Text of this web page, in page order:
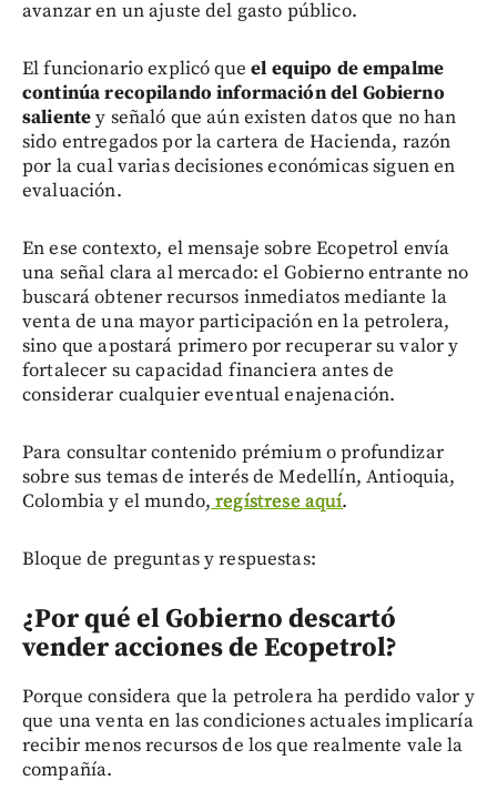
avanzar en un ajuste del gasto público.
El funcionario explicó queel equipo de empalme
continúa recopilando información del Gobierno
salientey señaló que aún existen datos que no han
sido entregados por la cartera de Hacienda, razón
por la cual varias decisiones económicas siguen en
evaluación.
En ese contexto, el mensaje sobre Ecopetrol envía
una señal clara al mercado: el Gobierno entrante no
buscará obtener recursos inmediatos mediante la
venta de una mayor participación en la petrolera,
sino que apostará primero por recuperar su valor y
fortalecer su capacidad financiera antes de
considerar cualquier eventual enajenación.
Para consultar contenido prémium o profundizar
sobre sus temas de interés de Medellín, Antioquia,
Colombia y el mundo, regístrese aquí.
Bloque de preguntas y respuestas:
¿Por qué el Gobierno descartó
vender acciones de Ecopetrol?
Porque considera que la petrolera ha perdido valor y
que una venta en las condiciones actuales implicaría
recibir menos recursos de los que realmente vale la
compañía.